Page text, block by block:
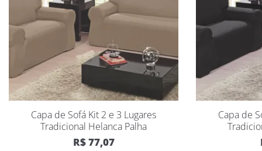
Capa de Sofá Kit 2 e 3 Lugares
Tradicional Helanca Palha
R$77,07
Capa de